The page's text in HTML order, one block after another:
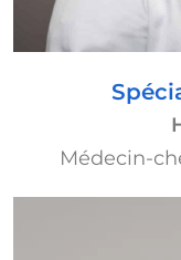
Médecin-